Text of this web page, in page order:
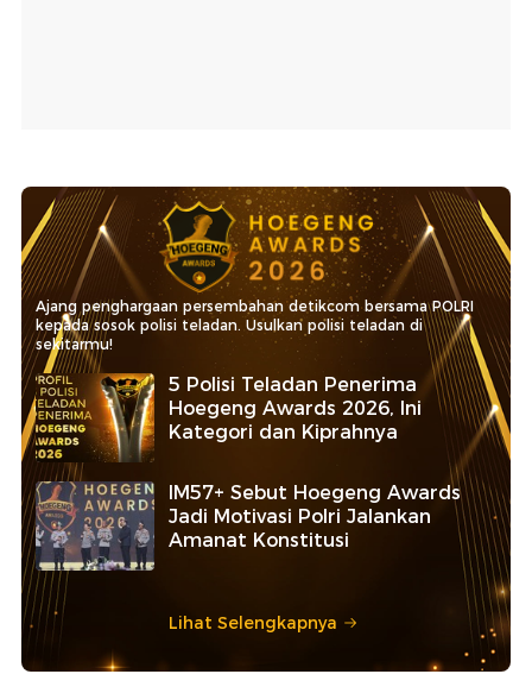
Ajang penghargaan persembahan detikcom bersama POLRI
kepada sosok polisi teladan. Usulkan polisi teladan di
sekitarmu!
5 Polisi Teladan Penerima
Hoegeng Awards 2026, Ini
Kategori dan Kiprahnya
IM57+ Sebut Hoegeng Awards
Jadi Motivasi Polri Jalankan
Amanat Konstitusi
Lihat Selengkapnya